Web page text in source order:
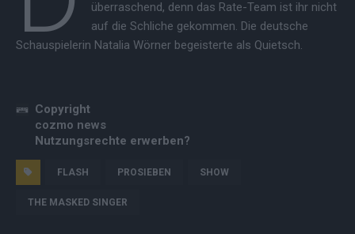
überraschend, denn das Rate-Team ist ihr nicht
auf die Schliche gekommen. Die deutsche
Schauspielerin Natalia Wörner begeisterte als Quietsch.
Copyright
cozmo news
Nutzungsrechte erwerben?
FLASH PROSIEBEN SHOW
THE MASKED SINGER